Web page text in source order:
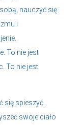
nauczyć się
i
To nie jest
To nie jest
się spieszyć.
swoje ciało